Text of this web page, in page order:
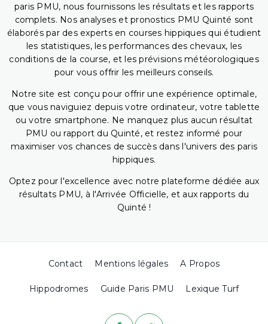
paris PMU, nous fournissons les résultats et les rapports
complets. Nos analyses et pronostics PMU Quinté sont
élaborés par des experts en courses hippiques qui étudient
les statistiques, les performances des chevaux, les
conditions de la course, et les prévisions météorologiques
pour vous offrir les meilleurs conseils.
Notre site est conçu pour offrir une expérience optimale,
que vous naviguiez depuis votre ordinateur, votre tablette
ou votre smartphone. Ne manquez plus aucun résultat
PMU ou rapport du Quinté, et restez informé pour
maximiser vos chances de succès dans l'univers des paris
hippiques.
Optez pour l'excellence avec notre plateforme dédiée aux
résultats PMU, à l'Arrivée Officielle, et aux rapports du
Quinté !
Contact Mentions légales A Propos
Hippodromes Guide Paris PMU Lexique Turf